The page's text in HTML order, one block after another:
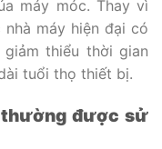
máy móc. Thay vì
máy hiện đại có
thiểu thời gian
tuổi thọ thiết bị.
được sử